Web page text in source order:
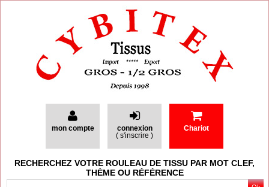
mon compte
connexion
( s'inscrire )
Chariot
RECHERCHEZ VOTRE ROULEAU DE TISSU PAR MOT CLEF,
THÈME OU RÉFÉRENCE